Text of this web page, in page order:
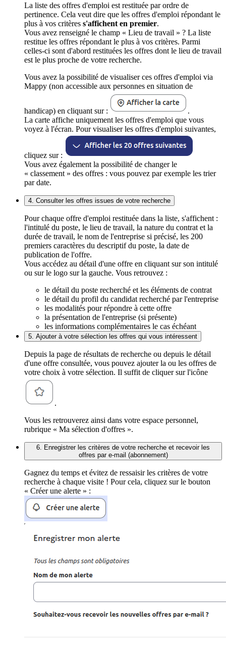
La liste des offres d'emploi est restituée par ordre de
pertinence. Cela veut dire que les offres d'emploi répondant le
plus à vos critères s'affichent en premier.
Vous avez renseigné le champ « Lieu de travail » ? La liste
restitue les offres répondant le plus à vos critères. Parmi
celles-ci sont d'abord restituées les offres dont le lieu de travail
est le plus proche de votre recherche.
Vous avez la possibilité de visualiser ces offres d'emploi via
Mappy (non accessible aux personnes en situation de
handicap) en cliquant sur :
.
La carte affiche uniquement les offres d'emploi que vous
voyez à l'écran. Pour visualiser les offres d'emploi suivantes,
cliquez sur :
Vous avez également la possibilité de changer le
« classement » des offres : vous pouvez par exemple les trier
par date.
4. Consulter les offres issues de votre recherche
Pour chaque offre d'emploi restituée dans la liste, s'affichent :
l'intitulé du poste, le lieu de travail, la nature du contrat et la
durée de travail, le nom de l'entreprise si précisé, les 200
premiers caractères du descriptif du poste, la date de
publication de l'offre.
Vous accédez au détail d'une offre en cliquant sur son intitulé
ou sur le logo sur la gauche. Vous retrouvez :
le détail du poste recherché et les éléments de contrat
le détail du profil du candidat recherché par l'entreprise
les modalités pour répondre à cette offre
la présentation de l'entreprise (si présente)
les informations complémentaires le cas échéant
5. Ajouter à votre sélection les offres qui vous intéressent
Depuis la page de résultats de recherche ou depuis le détail
d'une offre consultée, vous pouvez ajouter la ou les offres de
votre choix à votre sélection. Il suffit de cliquer sur l'icône
.
Vous les retrouverez ainsi dans votre espace personnel,
rubrique « Ma sélection d'offres ».
6. Enregistrer les critères de votre recherche et recevoir les
offres par e-mail (abonnement)
Gagnez du temps et évitez de ressaisir les critères de votre
recherche à chaque visite ! Pour cela, cliquez sur le bouton
« Créer une alerte » :